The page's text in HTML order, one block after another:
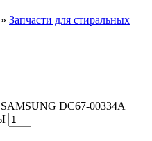
» Запчасти для стиральных
DC67-00334A